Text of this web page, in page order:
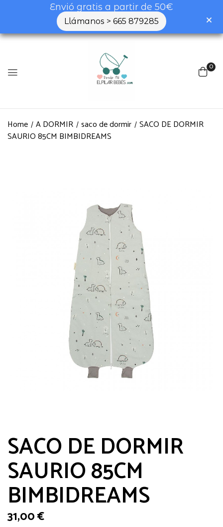
Envió gratis a partir de 50€
Llámanos > 665 879285
0
Home A DORMIR saco de dormir SACO DE DORMIR
SAURIO 85CM BIMBIDREAMS
SACO DE DORMIR
SAURIO 85CM
BIMBIDREAMS
31,00€